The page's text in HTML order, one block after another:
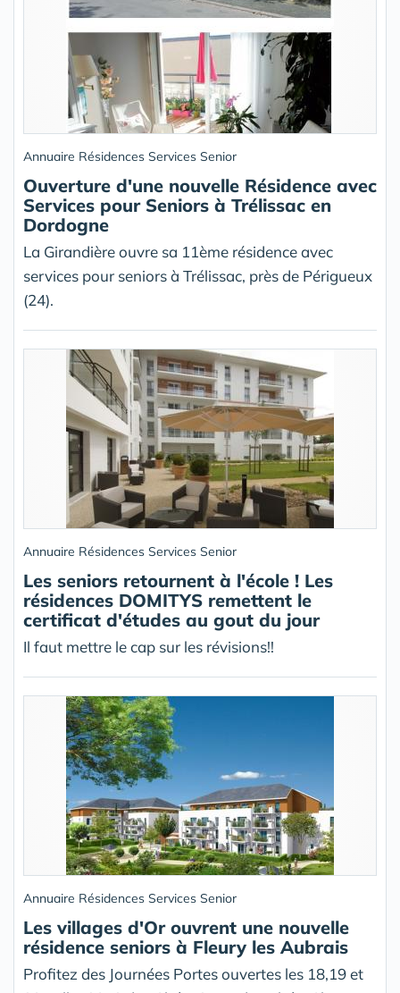
Annuaire Résidences Services Senior
Ouverture d'une nouvelle Résidence avec
Services pour Seniors à Trélissac en
Dordogne
La Girandière ouvre sa 11ème résidence avec
services pour seniors à Trélissac, près de Périgueux
(24).
Annuaire Résidences Services Senior
Les seniors retournent à l'école ! Les
résidences DOMITYS remettent le
certificat d'études au gout du jour
Il faut mettre le cap sur les révisions!!
Annuaire Résidences Services Senior
Les villages d'Or ouvrent une nouvelle
résidence seniors à Fleury les Aubrais
Profitez des Journées Portes ouvertes les 18,19 et